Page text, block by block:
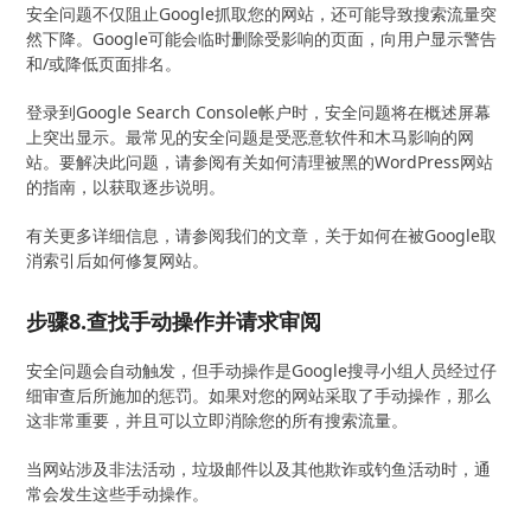
安全问题不仅阻止Google抓取您的网站，还可能导致搜索流量突
然下降。Google可能会临时删除受影响的页面，向用户显示警告
和/或降低页面排名。
登录到Google Search Console帐户时，安全问题将在概述屏幕
上突出显示。最常见的安全问题是受恶意软件和木马影响的网
站。要解决此问题，请参阅有关如何清理被黑的WordPress网站
的指南，以获取逐步说明。
有关更多详细信息，请参阅我们的文章，关于如何在被Google取
消索引后如何修复网站。
步骤8.查找手动操作并请求审阅
安全问题会自动触发，但手动操作是Google搜寻小组人员经过仔
细审查后所施加的惩罚。如果对您的网站采取了手动操作，那么
这非常重要，并且可以立即消除您的所有搜索流量。
当网站涉及非法活动，垃圾邮件以及其他欺诈或钓鱼活动时，通
常会发生这些手动操作。